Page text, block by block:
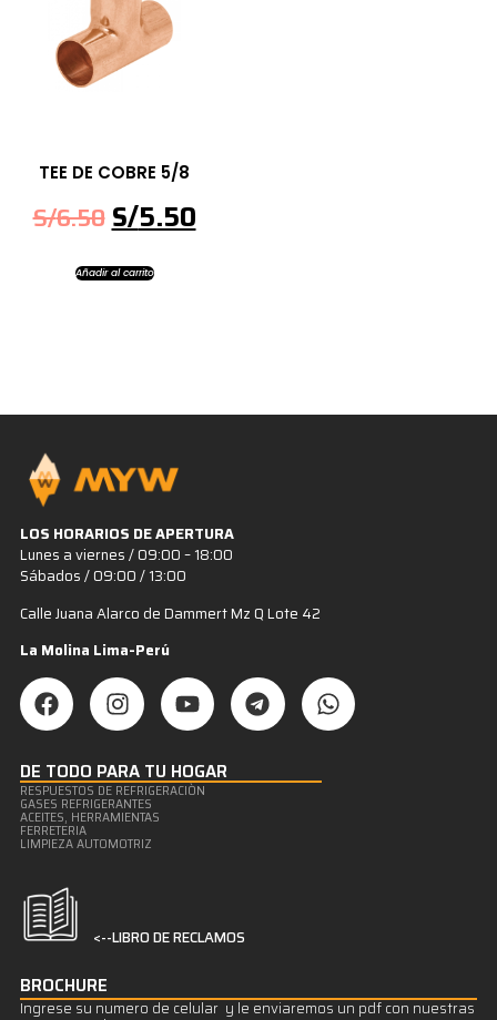
TEE DE COBRE 5/8
S/6.50S/5.50
Añadir al carrito
LOS HORARIOS DE APERTURA
Lunes a viernes / 09:00 – 18:00
Sábados / 09:00 / 13:00
Calle Juana Alarco de Dammert Mz Q Lote 42
La Molina Lima-Perú
DE TODO PARA TU HOGAR
RESPUESTOS DE REFRIGERACIÒN
GASES REFRIGERANTES
ACEITES, HERRAMIENTAS
FERRETERIA
LIMPIEZA AUTOMOTRIZ
<--LIBRO DE RECLAMOS
BROCHURE
Ingrese su numero de celular y le enviaremos un pdf con nuestras